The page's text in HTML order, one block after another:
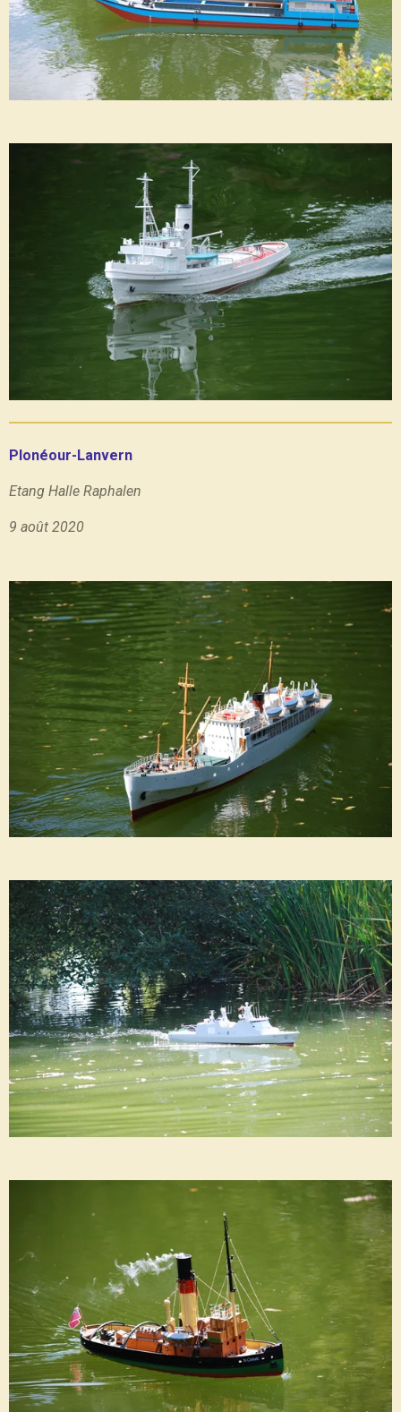
Plonéour-Lanvern
Etang Halle Raphalen
9 août 2020